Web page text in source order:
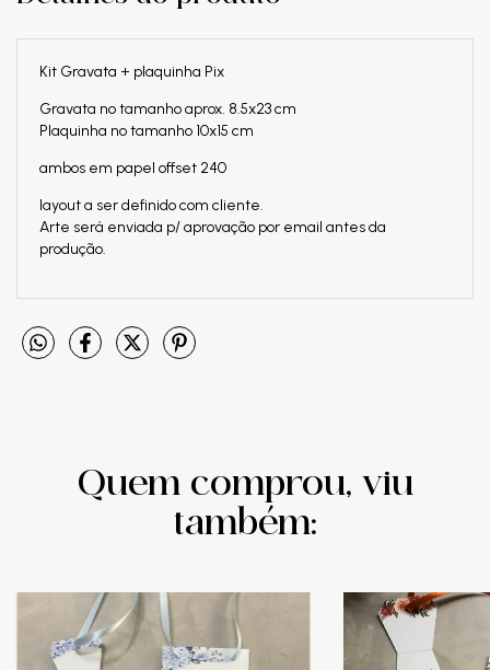
Kit Gravata + plaquinha Pix
Gravata no tamanho aprox. 8.5x23 cm
Plaquinha no tamanho 10x15 cm
ambos em papel offset 240
layout a ser definido com cliente.
Arte será enviada p/ aprovação por email antes da
produção.
Quem comprou, viu
também: